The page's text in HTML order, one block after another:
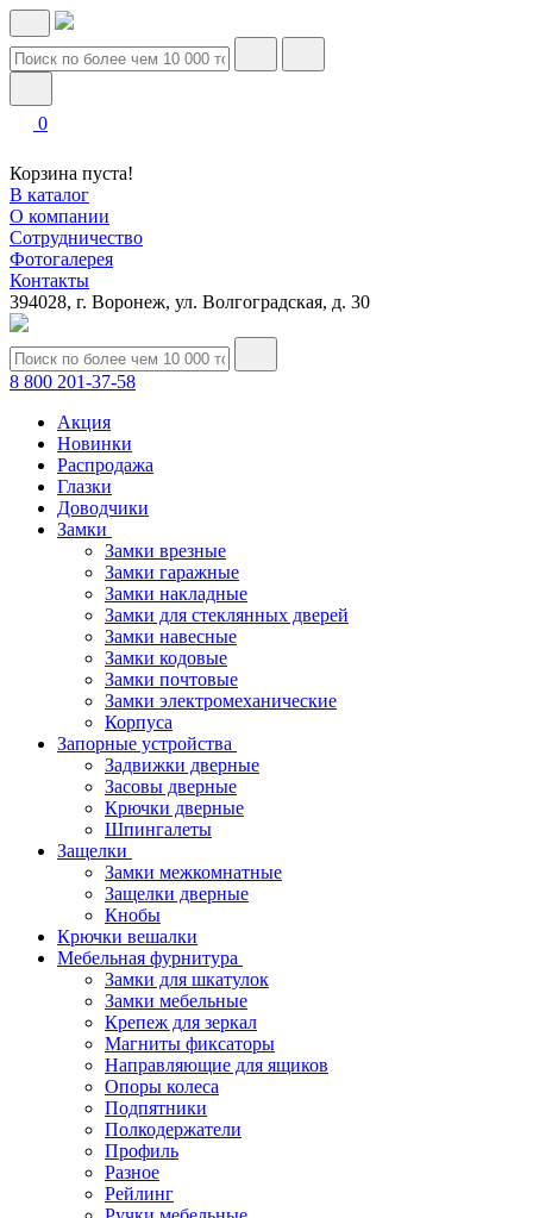
0
Корзина пуста!
В каталог
О компании
Сотрудничество
Фотогалерея
Контакты
394028, г. Воронеж, ул. Волгоградская, д. 30
8 800 201-37-58
Акция
Новинки
Распродажа
Глазки
Доводчики
Замки
Замки врезные
Замки гаражные
Замки накладные
Замки для стеклянных дверей
Замки навесные
Замки кодовые
Замки почтовые
Замки электромеханические
Корпуса
Запорные устройства
Задвижки дверные
Засовы дверные
Крючки дверные
Шпингалеты
Защелки
Замки межкомнатные
Защелки дверные
Кнобы
Крючки вешалки
Мебельная фурнитура
Замки для шкатулок
Замки мебельные
Крепеж для зеркал
Магниты фиксаторы
Направляющие для ящиков
Опоры колеса
Подпятники
Полкодержатели
Профиль
Разное
Рейлинг